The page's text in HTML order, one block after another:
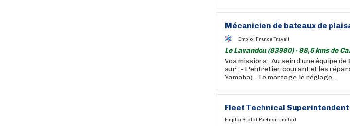
Mécanicien de bateaux de
Emploi France Travail
Le Lavandou (83980) - 98,5 kms de
Vos missions : Au sein d'une équipe
sur : - L'entretien courant et les
Yamaha) - Le montage, le réglage...
Fleet Technical
Emploi Stoldt Partner Limited